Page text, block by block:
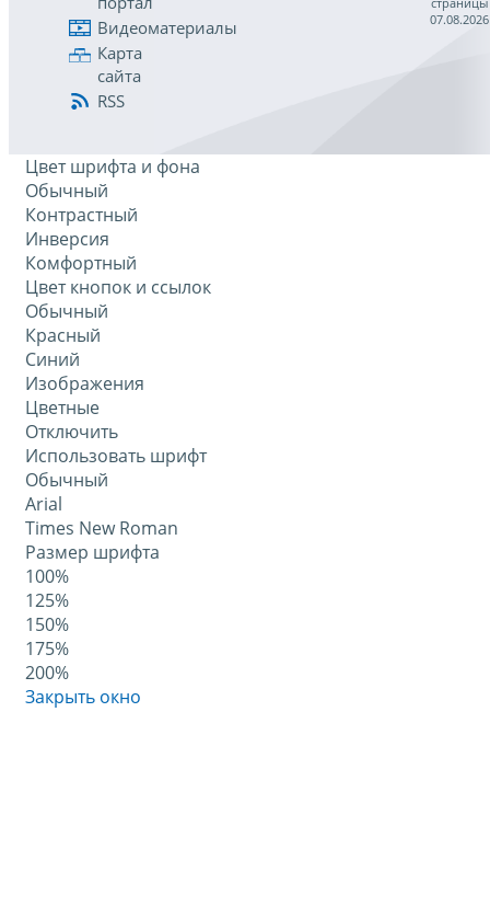
Видеоматериалы
Карта
сайта
RSS
07.08.2026
Цвет шрифта и фона
Обычный
Контрастный
Инверсия
Комфортный
Цвет кнопок и ссылок
Обычный
Красный
Синий
Изображения
Цветные
Отключить
Использовать шрифт
Обычный
Arial
Times New Roman
Размер шрифта
100%
125%
150%
175%
200%
Закрыть окно